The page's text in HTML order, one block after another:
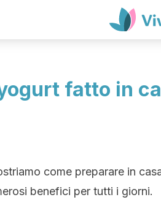
fatto in
come preparare in
benefici per tutti i giorni.